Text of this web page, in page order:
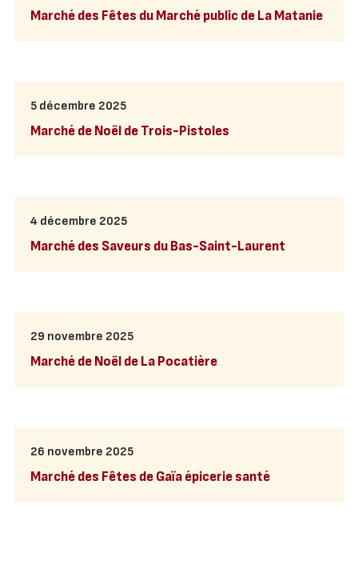
Marché des Fêtes du Marché public de La Matanie
5 décembre 2025
Marché de Noël de Trois-Pistoles
4 décembre 2025
Marché des Saveurs du Bas-Saint-Laurent
29 novembre 2025
Marché de Noël de La Pocatière
26 novembre 2025
Marché des Fêtes de Gaïa épicerie santé